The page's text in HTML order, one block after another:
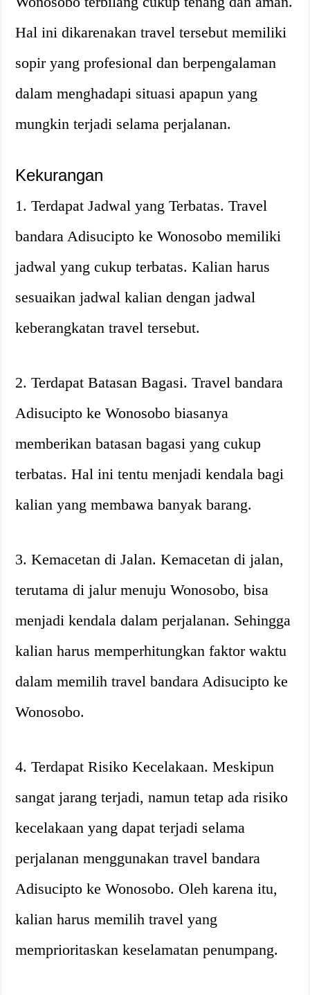
Hal ini dikarenakan travel tersebut memiliki
sopir yang profesional dan berpengalaman
dalam menghadapi situasi apapun yang
mungkin terjadi selama perjalanan.
Kekurangan
1. Terdapat Jadwal yang Terbatas. Travel
bandara Adisucipto ke Wonosobo memiliki
jadwal yang cukup terbatas. Kalian harus
sesuaikan jadwal kalian dengan jadwal
keberangkatan travel tersebut.
2. Terdapat Batasan Bagasi. Travel bandara
Adisucipto ke Wonosobo biasanya
memberikan batasan bagasi yang cukup
terbatas. Hal ini tentu menjadi kendala bagi
kalian yang membawa banyak barang.
3. Kemacetan di Jalan. Kemacetan di jalan,
terutama di jalur menuju Wonosobo, bisa
menjadi kendala dalam perjalanan. Sehingga
kalian harus memperhitungkan faktor waktu
dalam memilih travel bandara Adisucipto ke
Wonosobo.
4. Terdapat Risiko Kecelakaan. Meskipun
sangat jarang terjadi, namun tetap ada risiko
kecelakaan yang dapat terjadi selama
perjalanan menggunakan travel bandara
Adisucipto ke Wonosobo. Oleh karena itu,
kalian harus memilih travel yang
memprioritaskan keselamatan penumpang.